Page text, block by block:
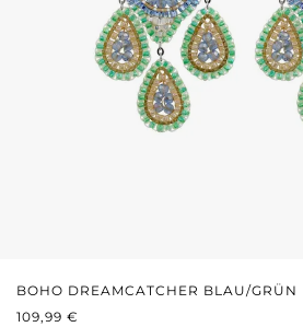
BOHO DREAMCATCHER BLAU/GRÜN
REGULÄRER PREIS:
109,99 €